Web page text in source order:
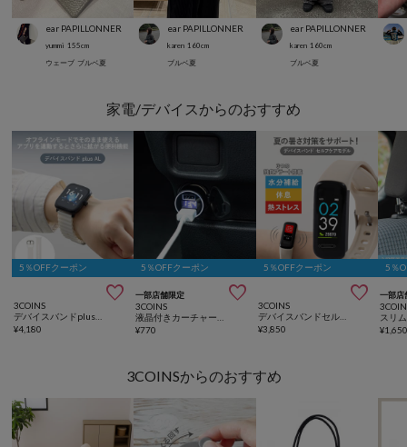
ear PAPILLONNER
yummi 155cm
ウェーブ ブルベ夏
ear PAPILLONNER
karen 160cm
ブルベ夏
ear PAPILLONNER
karen 160cm
ブルベ夏
家電/デバイスからのおすすめ
5％OFFクーポン

3COINS
¥4,180
5％OFFクーポン
一部店舗限定 
3COINS
¥770
5％OFFクーポン

3COINS
デバイスバンドセルフケアモデル
¥3,850
5％
一部店
スリ
¥
3COINSからのおすすめ